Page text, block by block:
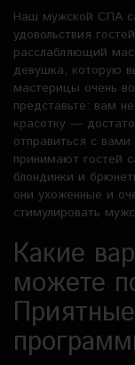
Наш мужской СПА
удовольствия
расслабляющий
девушка, которую
мастерицы очень
представьте: вам
красотку —
отправиться с
принимают гостей
блондинки и
они ухоженные и
стимулировать
Какие
можете